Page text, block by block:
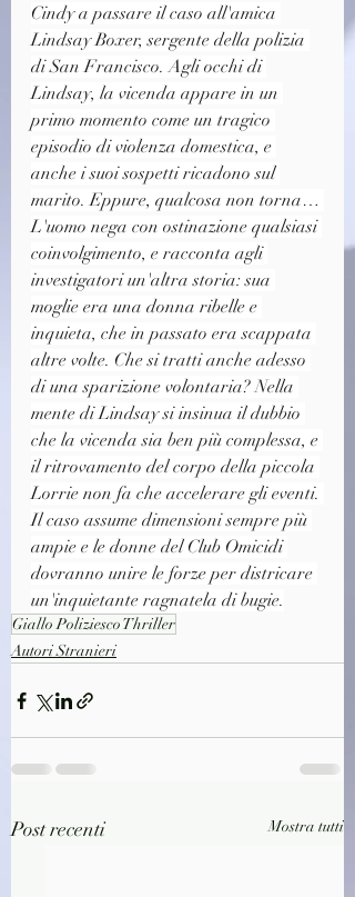
Cindy a passare il caso all'amica
Lindsay Boxer, sergente della polizia
di San Francisco. Agli occhi di
Lindsay, la vicenda appare in un
primo momento come un tragico
episodio di violenza domestica, e
anche i suoi sospetti ricadono sul
marito. Eppure, qualcosa non torna…
L'uomo nega con ostinazione qualsiasi
coinvolgimento, e racconta agli
investigatori un'altra storia: sua
moglie era una donna ribelle e
inquieta, che in passato era scappata
altre volte. Che si tratti anche adesso
di una sparizione volontaria? Nella
mente di Lindsay si insinua il dubbio
che la vicenda sia ben più complessa, e
il ritrovamento del corpo della piccola
Lorrie non fa che accelerare gli eventi.
Il caso assume dimensioni sempre più
ampie e le donne del Club Omicidi
dovranno unire le forze per districare
un'inquietante ragnatela di bugie.
Giallo Poliziesco Thriller
Autori Stranieri
Post recenti Mostra tutti